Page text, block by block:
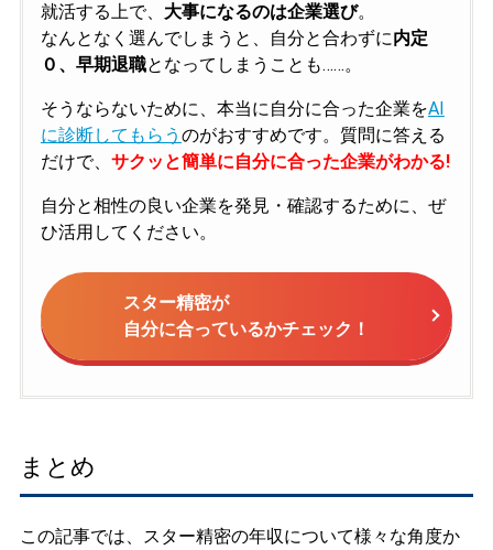
就活する上で、 大事になるのは企業選び。
なんとなく選んでしまうと、自分と合わずに内定
０、早期退職となってしまうことも……。
そうならないために、本当に自分に合った企業をAI
に診断してもらう のがおすすめです。質問に答える
だけで、 サクッと簡単に自分に合った企業がわかる!
自分と相性の良い企業を発見・確認するために、ぜ
ひ活用してください。
スター精密が
自分に合っているかチェック！
まとめ
この記事では、スター精密の年収について様々な角度か